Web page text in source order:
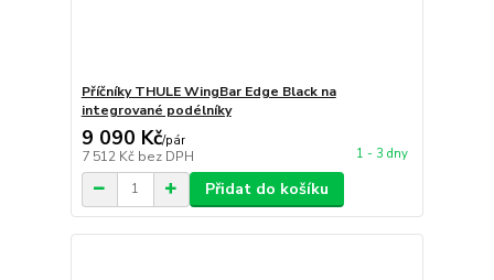
Příčníky THULE WingBar Edge Black na
integrované podélníky
9 090 Kč/pár
7 512 Kč bez DPH 1 - 3 dny
Přidat do košíku